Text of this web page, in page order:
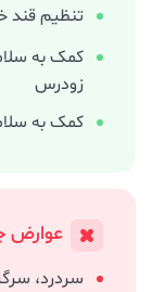
تنظیم قند
کمک به
زودرس
کمک به
عوارض
سردرد،